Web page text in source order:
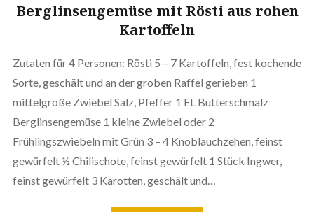
Berglinsengemüse mit Rösti aus rohen
Kartoffeln
Zutaten für 4 Personen: Rösti 5 – 7 Kartoffeln, fest kochende
Sorte, geschält und an der groben Raffel gerieben 1
mittelgroße Zwiebel Salz, Pfeffer 1 EL Butterschmalz
Berglinsengemüse 1 kleine Zwiebel oder 2
Frühlingszwiebeln mit Grün 3 – 4 Knoblauchzehen, feinst
gewürfelt ½ Chilischote, feinst gewürfelt 1 Stück Ingwer,
feinst gewürfelt 3 Karotten, geschält und…